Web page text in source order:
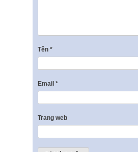
Tên *
Email *
Trang web